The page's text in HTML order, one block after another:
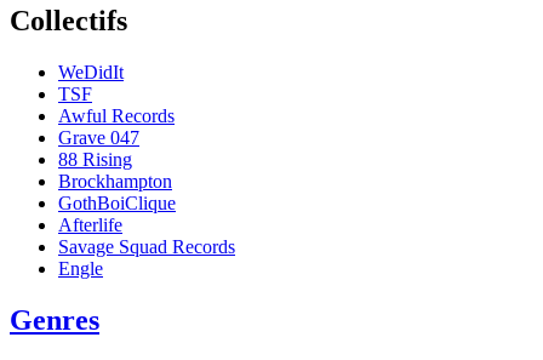
Collectifs
WeDidIt
TSF
Awful Records
Grave 047
88 Rising
Brockhampton
GothBoiClique
Afterlife
Savage Squad Records
Engle
Genres